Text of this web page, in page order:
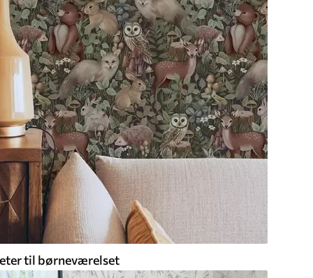
til børneværelset